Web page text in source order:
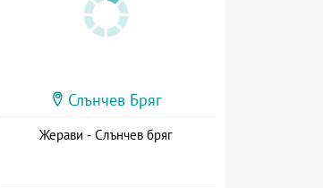
Слънчев Бряг
Жерави - Слънчев бряг